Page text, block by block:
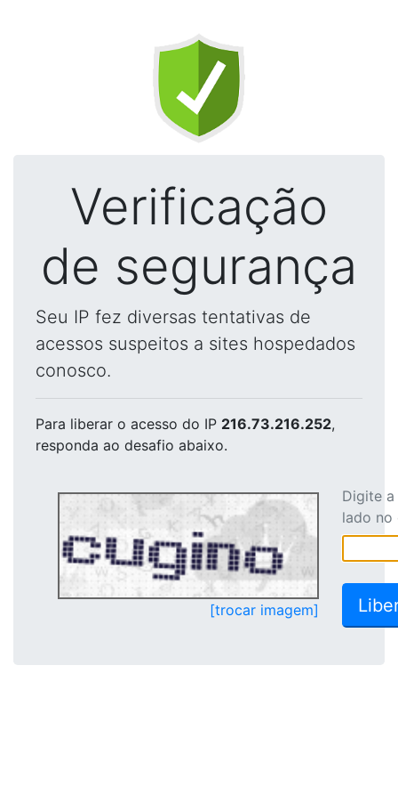
Verificação
de segurança
Seu IP fez diversas tentativas de
acessos suspeitos a sites hospedados
conosco.
Para liberar o acesso do IP 216.73.216.252,
responda ao desafio abaixo.
[trocar imagem]
Digite
lado no